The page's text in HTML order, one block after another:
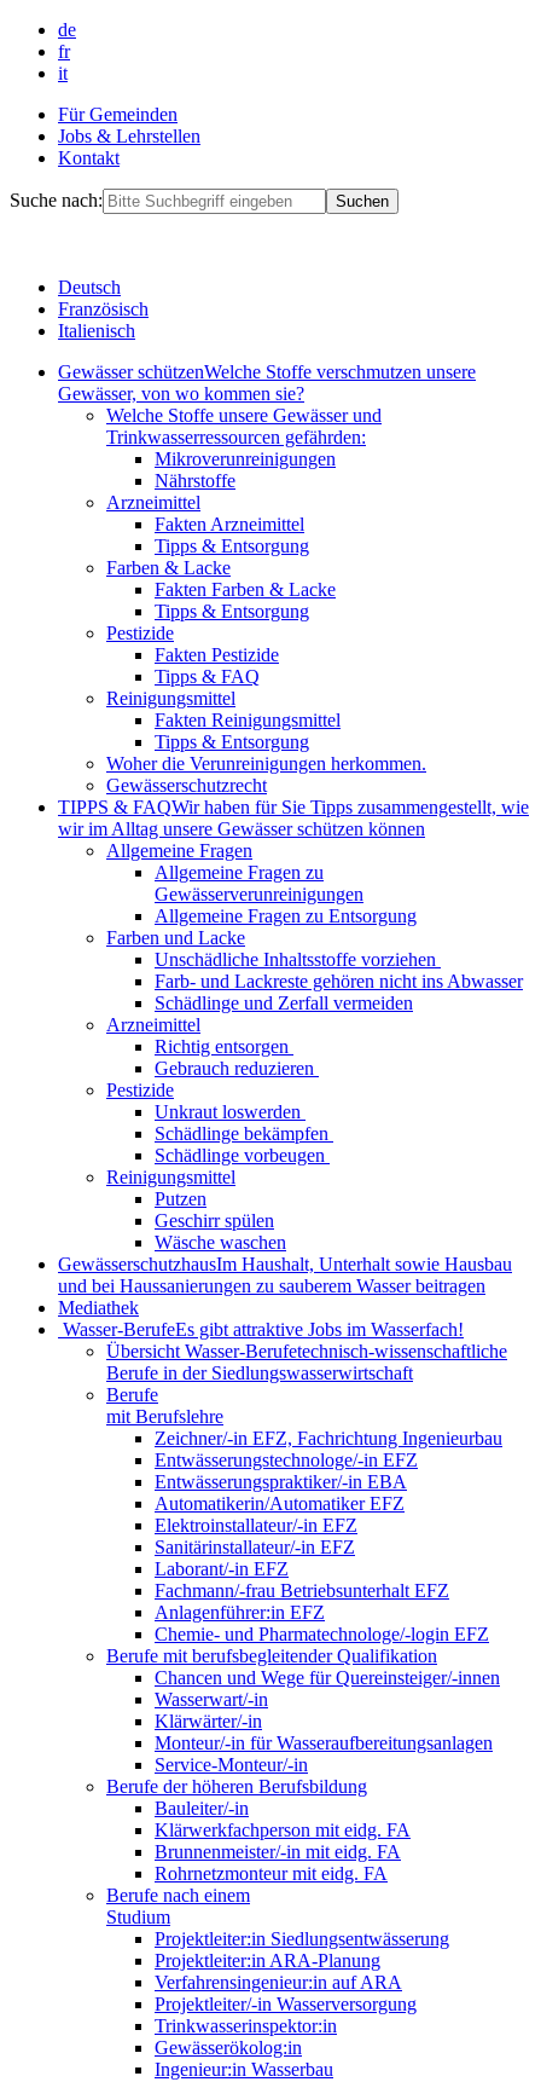
de
fr
it
Für Gemeinden
Jobs & Lehrstellen
Kontakt
Suche nach:
Deutsch
Französisch
Italienisch
Gewässer schützenWelche Stoffe verschmutzen unsere
Gewässer, von wo kommen sie?
Welche Stoffe unsere Gewässer und
Trinkwasserressourcen gefährden:
Mikroverunreinigungen
Nährstoffe
Arzneimittel
Fakten Arzneimittel
Tipps & Entsorgung
Farben & Lacke
Fakten Farben & Lacke
Tipps & Entsorgung
Pestizide
Fakten Pestizide
Tipps & FAQ
Reinigungsmittel
Fakten Reinigungsmittel
Tipps & Entsorgung
Woher die Verunreinigungen herkommen.
Gewässerschutzrecht
TIPPS & FAQWir haben für Sie Tipps zusammengestellt, wie
wir im Alltag unsere Gewässer schützen können
Allgemeine Fragen
Allgemeine Fragen zu
Gewässerverunreinigungen
Allgemeine Fragen zu Entsorgung
Farben und Lacke
Unschädliche Inhaltsstoffe vorziehen
Farb- und Lackreste gehören nicht ins Abwasser
Schädlinge und Zerfall vermeiden
Arzneimittel
Richtig entsorgen
Gebrauch reduzieren
Pestizide
Unkraut loswerden
Schädlinge bekämpfen
Schädlinge vorbeugen
Reinigungsmittel
Putzen
Geschirr spülen
Wäsche waschen
GewässerschutzhausIm Haushalt, Unterhalt sowie Hausbau
und bei Haussanierungen zu sauberem Wasser beitragen
Mediathek
Wasser-BerufeEs gibt attraktive Jobs im Wasserfach!
Übersicht Wasser-Berufetechnisch-wissenschaftliche
Berufe in der Siedlungswasserwirtschaft
Berufe
mit Berufslehre
Zeichner/-in EFZ, Fachrichtung Ingenieurbau
Entwässerungstechnologe/-in EFZ
Entwässerungspraktiker/-in EBA
Automatikerin/Automatiker EFZ
Elektroinstallateur/-in EFZ
Sanitärinstallateur/-in EFZ
Laborant/-in EFZ
Fachmann/-frau Betriebsunterhalt EFZ
Anlagenführer:in EFZ
Chemie- und Pharmatechnologe/-login EFZ
Berufe mit berufsbegleitender Qualifikation
Chancen und Wege für Quereinsteiger/-innen
Wasserwart/-in
Klärwärter/-in
Monteur/-in für Wasseraufbereitungsanlagen
Service-Monteur/-in
Berufe der höheren Berufsbildung
Bauleiter/-in
Klärwerkfachperson mit eidg. FA
Brunnenmeister/-in mit eidg. FA
Rohrnetzmonteur mit eidg. FA
Berufe nach einem
Studium
Projektleiter:in Siedlungsentwässerung
Projektleiter:in ARA-Planung
Verfahrensingenieur:in auf ARA
Projektleiter/-in Wasserversorgung
Trinkwasserinspektor:in
Gewässerökolog:in
Ingenieur:in Wasserbau